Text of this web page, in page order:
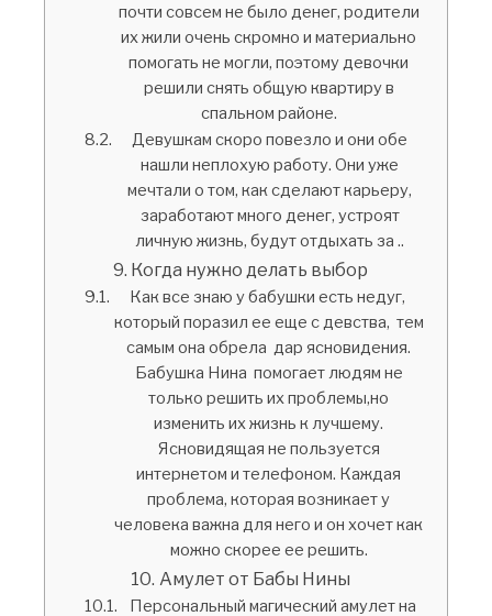
почти совсем не было денег, родители
их жили очень скромно и материально
помогать не могли, поэтому девочки
решили снять общую квартиру в
спальном районе.
Девушкам скоро повезло и они обе
нашли неплохую работу. Они уже
мечтали о том, как сделают карьеру,
заработают много денег, устроят
личную жизнь, будут отдыхать за ..
Когда нужно делать выбор
Как все знаю у бабушки есть недуг,
который поразил ее еще с девства, тем
самым она обрела дар ясновидения.
Бабушка Нина помогает людям не
только решить их проблемы,но
изменить их жизнь к лучшему.
Ясновидящая не пользуется
интернетом и телефоном. Каждая
проблема, которая возникает у
человека важна для него и он хочет как
можно скорее ее решить.
Амулет от Бабы Нины
Персональный магический амулет на